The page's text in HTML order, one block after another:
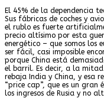
El 45% de la dependencia
Sus fábricas de coches y
el rublo es fuerte
precio altísimo por esta
energético – que somos los
ser fácil, casi imposible
porque China está
el barril. Es decir, a la
rebaja India y China, y esa
“price cap”, que es un
los ingresos de Rusia y no